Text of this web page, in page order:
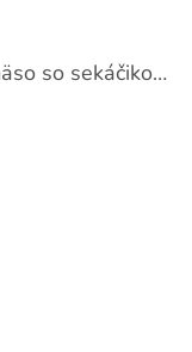
Perfect Home Tĺčik na mäso so sekáčikom, 56893